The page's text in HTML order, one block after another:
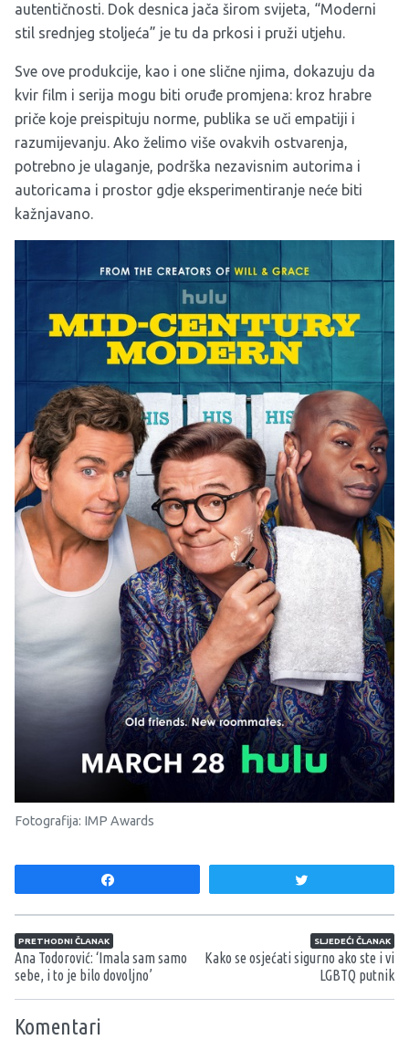
autentičnosti. Dok desnica jača širom svijeta, “Moderni
stil srednjeg stoljeća” je tu da prkosi i pruži utjehu.
Sve ove produkcije, kao i one slične njima, dokazuju da
kvir film i serija mogu biti oruđe promjena: kroz hrabre
priče koje preispituju norme, publika se uči empatiji i
razumijevanju. Ako želimo više ovakvih ostvarenja,
potrebno je ulaganje, podrška nezavisnim autorima i
autoricama i prostor gdje eksperimentiranje neće biti
kažnjavano.
Fotografija: IMP Awards
Navigacija članaka
PRETHODNI ČLANAK
Ana Todorović: ‘Imala sam samo
sebe, i to je bilo dovoljno’
SLJEDEĆI ČLANAK
Kako se osjećati sigurno ako ste i vi
LGBTQ putnik
Komentari